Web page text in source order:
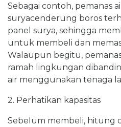
Sebagai contoh, pemanas
suryacenderung boros
panel surya, sehingga
untuk membeli dan
Walaupun begitu,
ramah lingkungan
air menggunakan tenaga
2. Perhatikan kapasitas
Sebelum membeli, hitung